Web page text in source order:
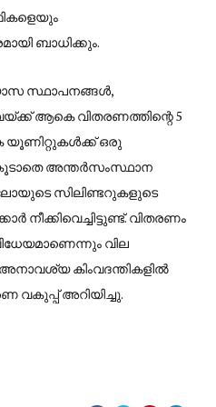
ബാധിക്കും.
സ്ഥാപനങ്ങൾ,
ആകെ വിതരണത്തിന്റെ 5
യൂണിറ്റുകൾക്ക് ഒരു
അന്തർസംസ്ഥാന
സിലിണ്ടറുകളുടെ
നീക്കിവെച്ചിട്ടുണ്ട്. വിതരണം
വില
കിംവദന്തികളിൽ
വകുപ്പ് അറിയിച്ചു.